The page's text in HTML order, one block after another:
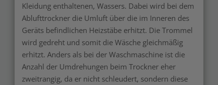
Kleidung enthaltenen, Wassers. Dabei wird bei dem
Ablufttrockner die Umluft über die im Inneren des
Geräts befindlichen Heizstäbe erhitzt. Die Trommel
wird gedreht und somit die Wäsche gleichmäßig
erhitzt. Anders als bei der Waschmaschine ist die
Anzahl der Umdrehungen beim Trockner eher
zweitrangig, da er nicht schleudert, sondern diese